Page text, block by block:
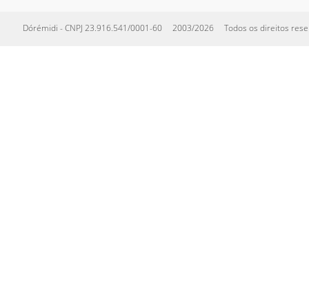
Dórémidi - CNPJ 23.916.541/0001-60 2003/2026 Todos os direitos